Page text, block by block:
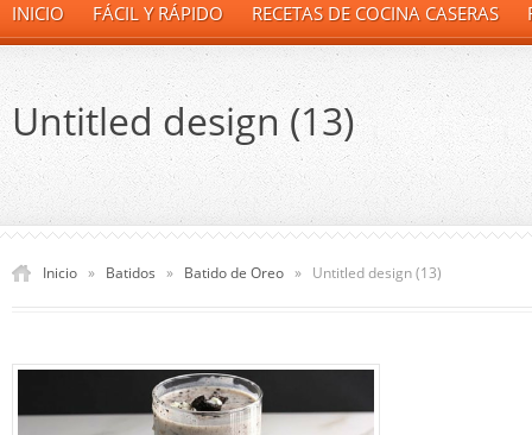
INICIO FÁCIL Y RÁPIDO RECETAS DE COCINA CASERAS
Untitled design (13)
Inicio » Batidos » Batido de Oreo » Untitled design (13)